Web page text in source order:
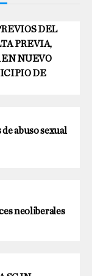
DEL
PREVIA,
NUEVO
DE
abuso sexual
neoliberales